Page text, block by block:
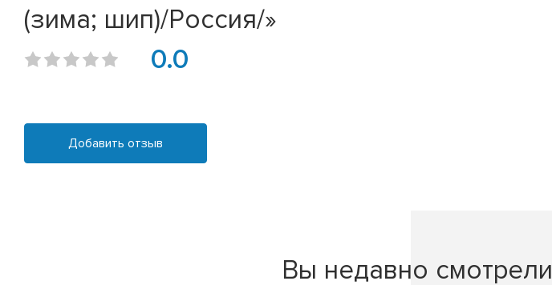
(зима; шип)/Россия/»
0.0
Добавить отзыв
Вы недавно смотрели